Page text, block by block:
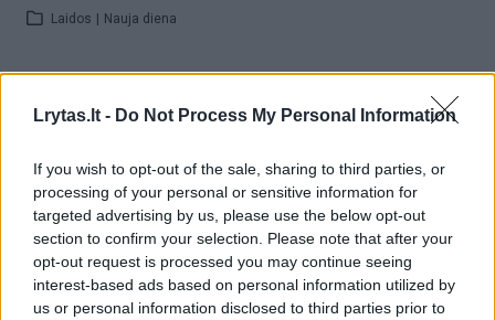
Lrytas.lt - Do Not Process My Personal Information
If you wish to opt-out of the sale, sharing to third parties, or
processing of your personal or sensitive information for
targeted advertising by us, please use the below opt-out
section to confirm your selection. Please note that after your
opt-out request is processed you may continue seeing
interest-based ads based on personal information utilized by
us or personal information disclosed to third parties prior to
Laidos Nauja diena
pateikė galimus LSDP tikslus:
Laidos Nauja diena
„Vasara ant piliakalnio“: Molėtai, Anykščiai
ir Utena – ką nuveikti šiuose miestuose?